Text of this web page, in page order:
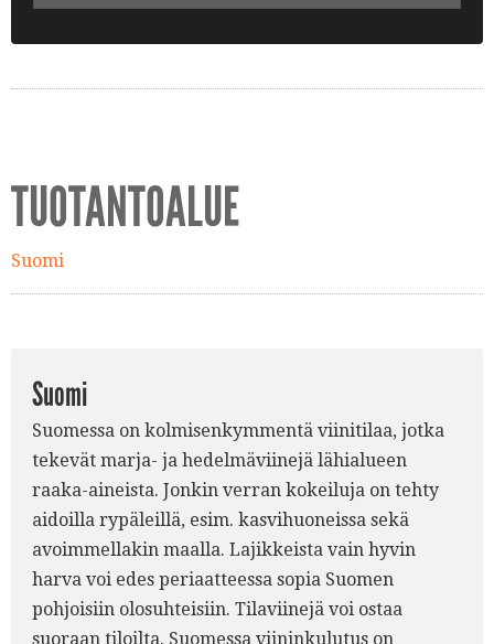
TUOTANTOALUE
Suomi
Suomi
Suomessa on kolmisenkymmentä viinitilaa, jotka
tekevät marja- ja hedelmäviinejä lähialueen
raaka-aineista. Jonkin verran kokeiluja on tehty
aidoilla rypäleillä, esim. kasvihuoneissa sekä
avoimmellakin maalla. Lajikkeista vain hyvin
harva voi edes periaatteessa sopia Suomen
pohjoisiin olosuhteisiin. Tilaviinejä voi ostaa
suoraan tiloilta. Suomessa viininkulutus on